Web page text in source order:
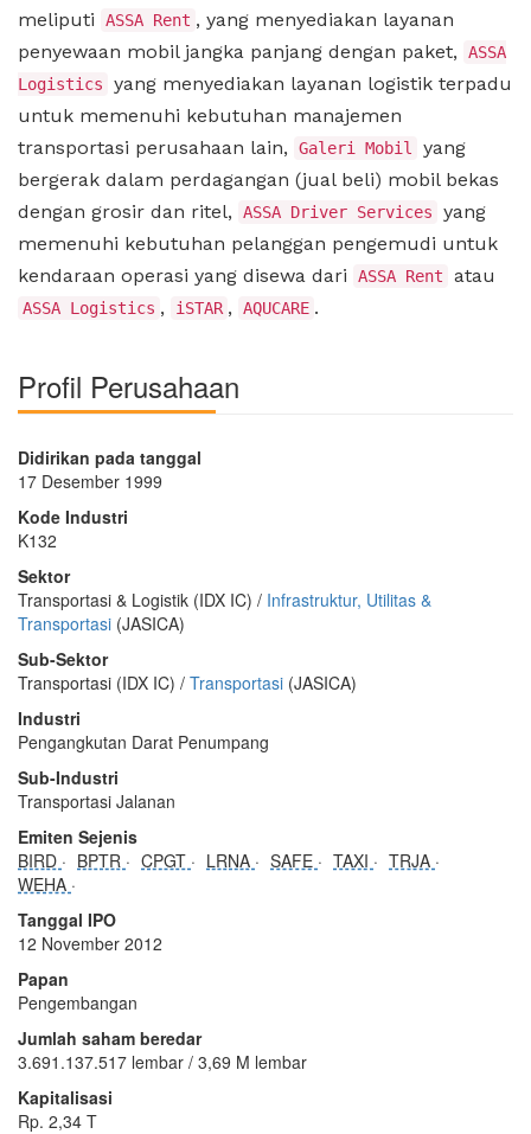
meliputi
ASSA Rent , yang menyediakan layanan
penyewaan mobil jangka panjang dengan paket,
ASSA
Logistics
yang menyediakan layanan logistik terpadu
untuk memenuhi kebutuhan manajemen
transportasi perusahaan lain,
Galeri Mobil
yang
bergerak dalam perdagangan (jual beli) mobil bekas
dengan grosir dan ritel,
ASSA Driver Services
yang
memenuhi kebutuhan pelanggan pengemudi untuk
kendaraan operasi yang disewa dari
ASSA Rent atau
ASSA Logistics , iSTAR , AQUCARE .
Profil Perusahaan
Didirikan pada tanggal
17 Desember 1999
Kode Industri
K132
Sektor
Transportasi & Logistik (IDX IC) / Infrastruktur, Utilitas &
Transportasi (JASICA)
Sub-Sektor
Transportasi (IDX IC) / Transportasi (JASICA)
Industri
Pengangkutan Darat Penumpang
Sub-Industri
Transportasi Jalanan
Emiten Sejenis
BIRD
BPTR CPGT LRNA SAFE TAXI
TRJA
WEHA
Tanggal IPO
12 November 2012
Papan
Pengembangan
Jumlah saham beredar
3.691.137.517 lembar / 3,69 M lembar
Kapitalisasi
Rp. 2,34 T